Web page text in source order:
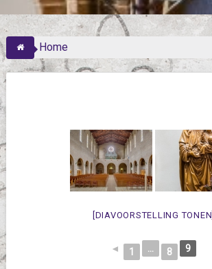
Home
[DIAVOORSTELLING TONEN]
◄ 1 ... 8 9